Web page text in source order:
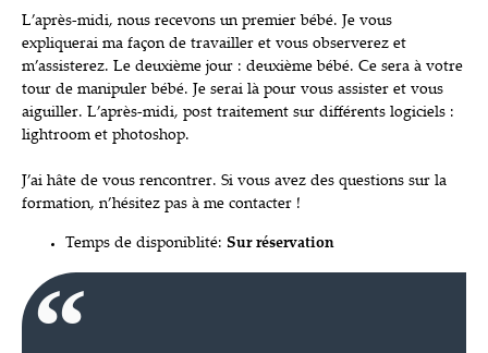
L’après-midi, nous recevons un premier bébé. Je vous
expliquerai ma façon de travailler et vous observerez et
m’assisterez. Le deuxième jour : deuxième bébé. Ce sera à votre
tour de manipuler bébé. Je serai là pour vous assister et vous
aiguiller. L’après-midi, post traitement sur différents logiciels :
lightroom et photoshop.
J’ai hâte de vous rencontrer. Si vous avez des questions sur la
formation, n’hésitez pas à me contacter !
Temps de disponiblité: Sur réservation